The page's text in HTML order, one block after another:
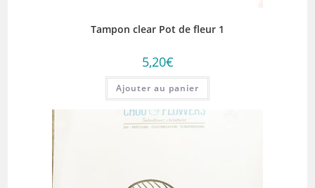
Tampon clear Pot de fleur 1
5,20€
Ajouter au panier